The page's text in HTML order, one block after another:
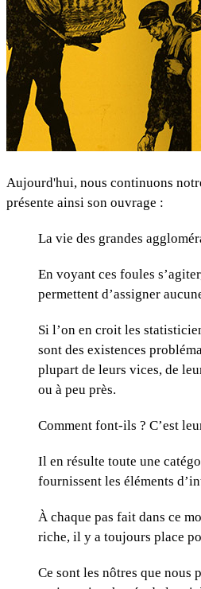
Aujourd'hui, nous continuons
présente ainsi son ouvrage :
La vie des grandes
En voyant ces foules
permettent d’assigner
Si l’on en croit les
sont des existences
plupart de leurs vices, de
ou à peu près.
Comment font-ils ? C’est
Il en résulte toute une
fournissent les éléments
À chaque pas fait dans ce
riche, il y a toujours place
Ce sont les nôtres que nous